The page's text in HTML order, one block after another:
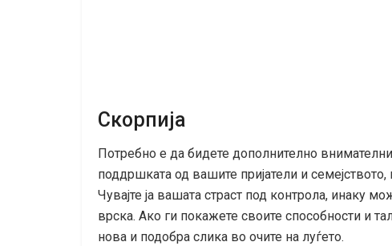
Скорпија
Потребно е да бидете дополнително
поддршката од вашите пријатели и
Чувајте ја вашата страст под контрола, инаку
врска. Ако ги покажете своите способности и
нова и подобра слика во очите на луѓето.